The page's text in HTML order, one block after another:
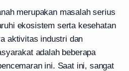
merupakan masalah serius
ekosistem serta kesehatan
aktivitas industri dan
adalah beberapa
ini. Saat ini, sangat